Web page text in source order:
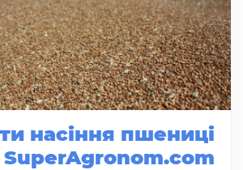
насіння пшениці
SuperAgronom.com